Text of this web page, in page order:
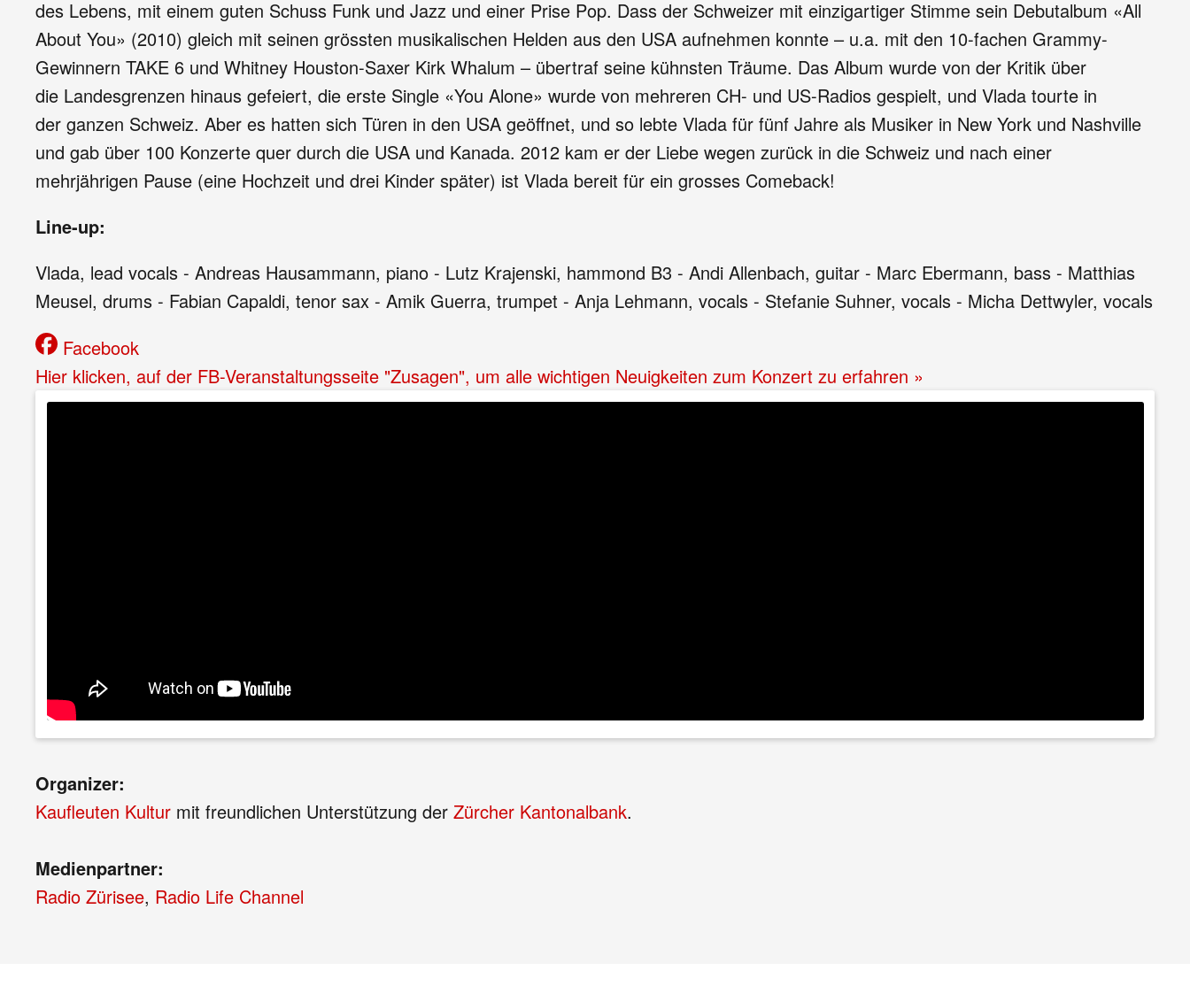
des Lebens, mit einem guten Schuss Funk und Jazz und einer Prise Pop. Dass der Schweizer mit einzigartiger Stimme sein Debutalbum «All
About You» (2010) gleich mit seinen grössten musikalischen Helden aus den USA aufnehmen konnte – u.a. mit den 10-fachen Grammy-
Gewinnern TAKE 6 und Whitney Houston-Saxer Kirk Whalum – übertraf seine kühnsten Träume. Das Album wurde von der Kritik über
die Landesgrenzen hinaus gefeiert, die erste Single «You Alone» wurde von mehreren CH- und US-Radios gespielt, und Vlada tourte in
der ganzen Schweiz. Aber es hatten sich Türen in den USA geöffnet, und so lebte Vlada für fünf Jahre als Musiker in New York und Nashville
und gab über 100 Konzerte quer durch die USA und Kanada. 2012 kam er der Liebe wegen zurück in die Schweiz und nach einer
mehrjährigen Pause (eine Hochzeit und drei Kinder später) ist Vlada bereit für ein grosses Comeback!
Line-up:
Vlada, lead vocals - Andreas Hausammann, piano - Lutz Krajenski, hammond B3 - Andi Allenbach, guitar - Marc Ebermann, bass - Matthias
Meusel, drums - Fabian Capaldi, tenor sax - Amik Guerra, trumpet - Anja Lehmann, vocals - Stefanie Suhner, vocals - Micha Dettwyler, vocals
Facebook
Hier klicken, auf der FB-Veranstaltungsseite "Zusagen", um alle wichtigen Neuigkeiten zum Konzert zu erfahren »
Organizer:
Kaufleuten Kultur mit freundlichen Unterstützung der Zürcher Kantonalbank.
Medienpartner:
Radio Zürisee, Radio Life Channel